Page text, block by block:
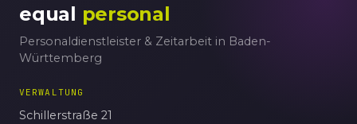
equal personal
Personaldienstleister & Zeitarbeit in Baden-
Württemberg
VERWALTUNG
Schillerstraße 21